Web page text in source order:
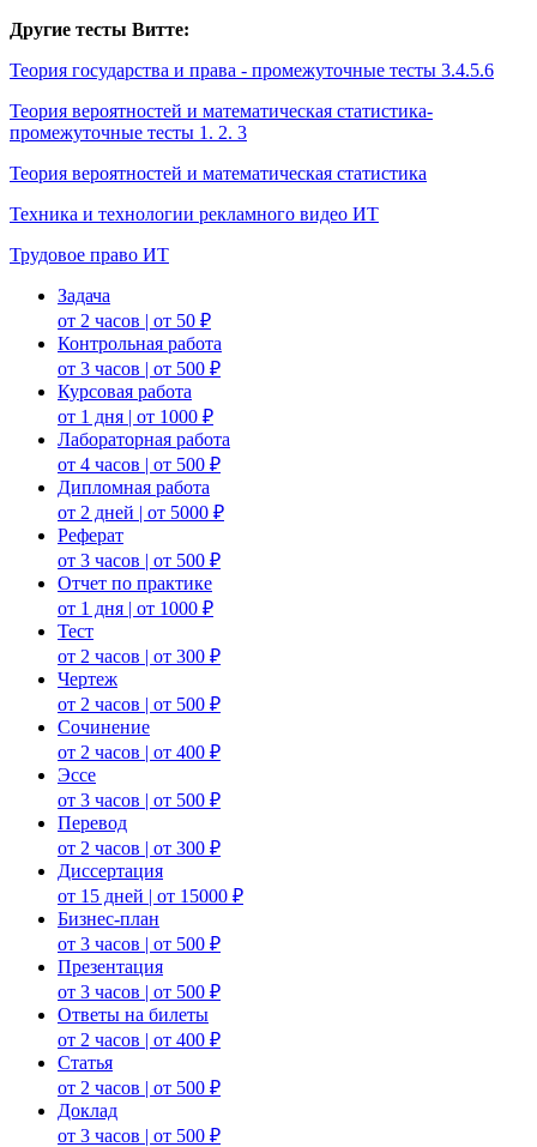
Другие тесты Витте:
Теория государства и права - промежуточные тесты 3.4.5.6
Теория вероятностей и математическая статистика-
промежуточные тесты 1. 2. 3
Теория вероятностей и математическая статистика
Техника и технологии рекламного видео ИТ
Трудовое право ИТ
Задача
от 2 часов | от 50 ₽
Контрольная работа
от 3 часов | от 500 ₽
Курсовая работа
от 1 дня | от 1000 ₽
Лабораторная работа
от 4 часов | от 500 ₽
Дипломная работа
от 2 дней | от 5000 ₽
Реферат
от 3 часов | от 500 ₽
Отчет по практике
от 1 дня | от 1000 ₽
Тест
от 2 часов | от 300 ₽
Чертеж
от 2 часов | от 500 ₽
Сочинение
от 2 часов | от 400 ₽
Эссе
от 3 часов | от 500 ₽
Перевод
от 2 часов | от 300 ₽
Диссертация
от 15 дней | от 15000 ₽
Бизнес-план
от 3 часов | от 500 ₽
Презентация
от 3 часов | от 500 ₽
Ответы на билеты
от 2 часов | от 400 ₽
Статья
от 2 часов | от 500 ₽
Доклад
от 3 часов | от 500 ₽